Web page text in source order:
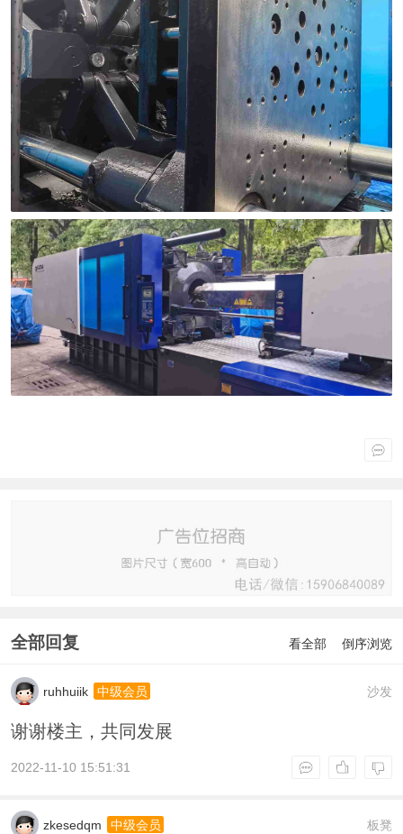
全部回复 看全部 倒序浏览
沙发
ruhhuiik 中级会员
谢谢楼主，共同发展
2022-11-10 15:51:31
板凳
zkesedqm 中级会员